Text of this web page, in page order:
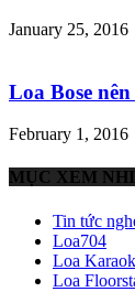
January 25, 2016
Loa Bose
February 1, 2016
MỤC XEM
Tin tức
Loa704
Loa
Loa